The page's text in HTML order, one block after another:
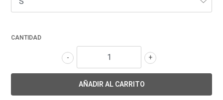
CANTIDAD
+
-